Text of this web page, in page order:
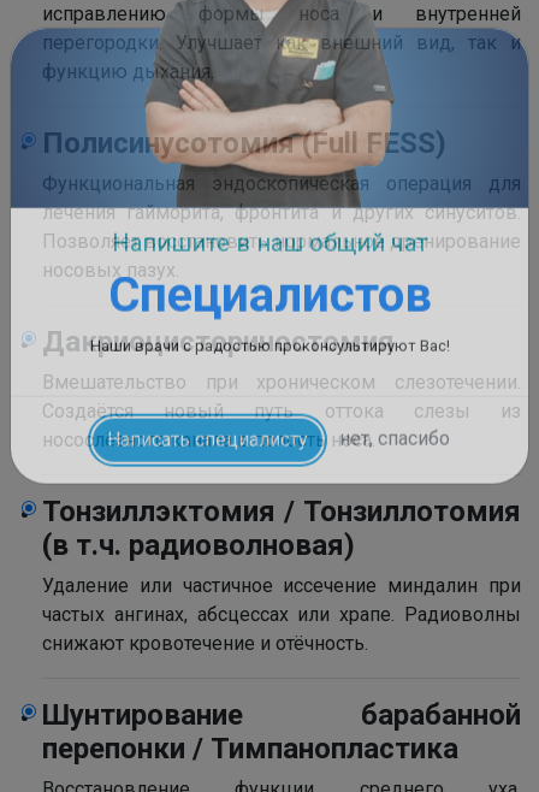
исправлению формы носа и внутренней
перегородки. Улучшает как внешний вид, так и
функцию дыхания.
Полисинусотомия (Full FESS)
Функциональная эндоскопическая операция для
лечения гайморита, фронтита и других синуситов.
Позволяет восстановить нормальное дренирование
носовых пазух.
Дакриоцисториностомия
Вмешательство при хроническом слезотечении.
Создаётся новый путь оттока слезы из
носослёзного канала в полость носа.
Тонзиллэктомия / Тонзиллотомия
(в т.ч. радиоволновая)
Удаление или частичное иссечение миндалин при
частых ангинах, абсцессах или храпе. Радиоволны
снижают кровотечение и отёчность.
Шунтирование барабанной
перепонки / Тимпанопластика